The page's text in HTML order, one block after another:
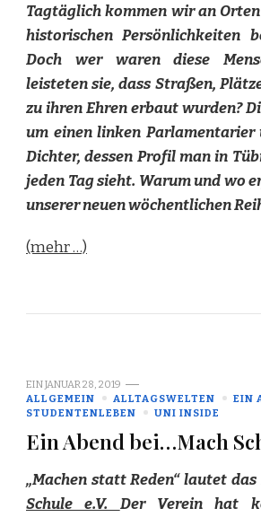
Tagtäglich kommen wir an
historischen Persönlichkeiten
Doch wer waren diese
leisteten sie, dass Straßen,
zu ihren Ehren erbaut wurden?
um einen linken
Dichter, dessen Profil man in
jeden Tag sieht. Warum und wo
unserer neuen wöchentlichen
(mehr …)
EINJANUAR 28, 2019
ALLGEMEIN
ALLTAGSWELTEN
EIN
STUDENTENLEBEN
UNI INSIDE
Ein Abend bei…Mach
„Machen statt Reden“ lautet
Schule e.V. Der Verein hat